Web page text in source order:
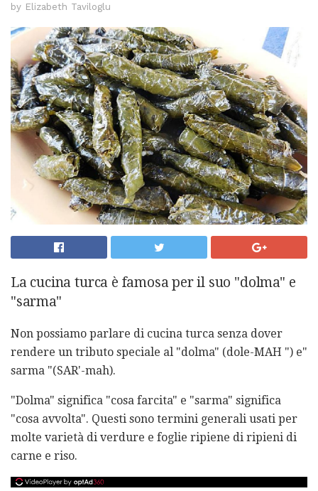
by Elizabeth Taviloglu
La cucina turca è famosa per il suo "dolma" e
"sarma"
Non possiamo parlare di cucina turca senza dover
rendere un tributo speciale al "dolma" (dole-MAH ") e"
sarma "(SAR'-mah).
"Dolma" significa "cosa farcita" e "sarma" significa
"cosa avvolta". Questi sono termini generali usati per
molte varietà di verdure e foglie ripiene di ripieni di
carne e riso.